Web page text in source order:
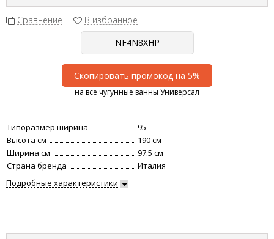
Сравнение В избранное
Скопировать промокод на 5%
на все чугунные ванны Универсал
Типоразмер ширина
95
Высота см
190 см
Ширина см
97.5 см
Страна бренда
Италия
Подробные характеристики